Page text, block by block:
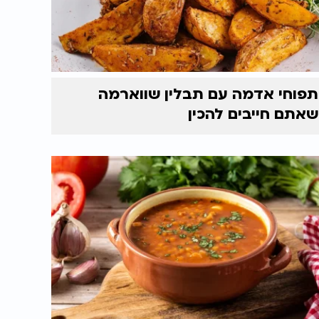
תפוחי אדמה עם תבלין שווארמה
שאתם חייבים להכין